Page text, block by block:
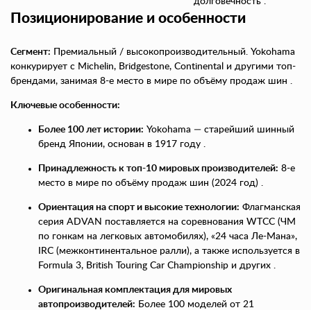
Позиционирование и особенности
Сегмент: Премиальный / высокопроизводительный. Yokohama
конкурирует с Michelin, Bridgestone, Continental и другими топ-
брендами, занимая 8-е место в мире по объёму продаж шин .
Ключевые особенности:
Более 100 лет истории: Yokohama — старейший шинный
бренд Японии, основан в 1917 году .
Принадлежность к топ-10 мировых производителей: 8-е
место в мире по объёму продаж шин (2024 год) .
Ориентация на спорт и высокие технологии: Флагманская
серия ADVAN поставляется на соревнования WTCC (ЧМ
по гонкам на легковых автомобилях), «24 часа Ле-Мана»,
IRC (межконтинентальное ралли), а также используется в
Formula 3, British Touring Car Championship и других .
Оригинальная комплектация для мировых
автопроизводителей: Более 100 моделей от 21